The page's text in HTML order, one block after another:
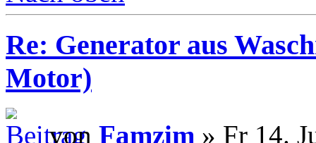
Re: Generator aus
Motor)
von Famzim » Fr 14.